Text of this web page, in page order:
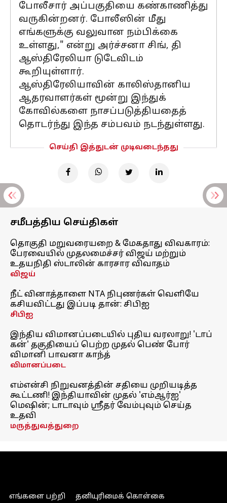
போலீசார் அப்பகுதியை கண்காணித்து
வருகின்றனர். போலீஸின் மீது
எங்களுக்கு வலுவான நம்பிக்கை
உள்ளது," என்று அர்ச்சனா சிங், தி
ஆஸ்திரேலியா டுடேவிடம்
கூறியுள்ளார்.
ஆஸ்திரேலியாவின் காலிஸ்தானிய
ஆதரவாளர்கள் மூன்று இந்துக்
கோவில்களை நாசப்படுத்தியதைத்
தொடர்ந்து இந்த சம்பவம் நடந்துள்ளது.
செய்தி இத்துடன் முடிவடைந்தது
சமீபத்திய செய்திகள்
தொகுதி மறுவரையறை & மேகதாது விவகாரம்:
பேரவையில் முதலமைச்சர் விஜய் மற்றும்
உதயநிதி ஸ்டாலின் காரசார விவாதம்
விஜய்
நீட் வினாத்தாளை NTA நிபுணர்கள் வெளியே
கசியவிட்டது இப்படி தான்: சிபிஐ
சிபிஐ
இந்திய விமானப்படையில் புதிய வரலாறு! 'டாப்
கன்' தகுதியைப் பெற்ற முதல் பெண் போர்
விமானி பாவனா காந்த்
விமானப்படை
எம்என்சி நிறுவனத்தின் சதியை முறியடித்த
கூட்டணி! இந்தியாவின் முதல் 'எம்ஆர்ஐ'
மெஷின்; டாடாவும் ஸ்ரீதர் வேம்புவும் செய்த
உதவி
மருத்துவத்துறை
எங்களை பற்றி தனியுரிமைக் கொள்கை